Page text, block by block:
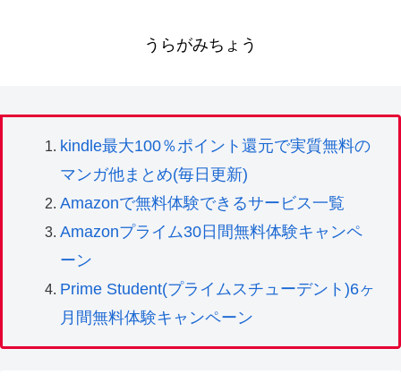
うらがみちょう
kindle最大100％ポイント還元で実質無料の
マンガ他まとめ(毎日更新)
Amazonで無料体験できるサービス一覧
Amazonプライム30日間無料体験キャンペ
ーン
Prime Student(プライムスチューデント)6ヶ
月間無料体験キャンペーン